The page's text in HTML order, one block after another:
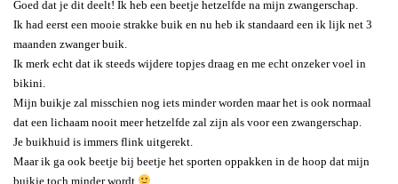
Goed dat je dit deelt! Ik heb een beetje hetzelfde na mijn zwangerschap.
Ik had eerst een mooie strakke buik en nu heb ik standaard een ik lijk net 3
maanden zwanger buik.
Ik merk echt dat ik steeds wijdere topjes draag en me echt onzeker voel in
bikini.
Mijn buikje zal misschien nog iets minder worden maar het is ook normaal
dat een lichaam nooit meer hetzelfde zal zijn als voor een zwangerschap.
Je buikhuid is immers flink uitgerekt.
Maar ik ga ook beetje bij beetje het sporten oppakken in de hoop dat mijn
buikje toch minder wordt